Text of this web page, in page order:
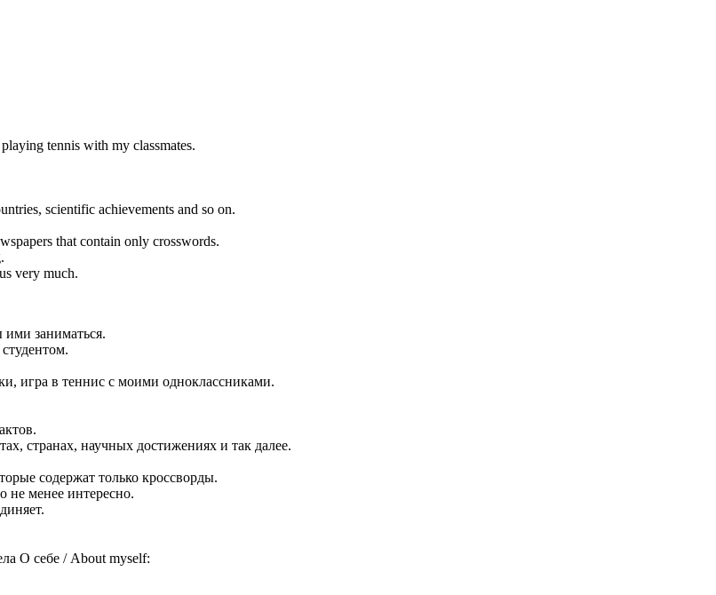
tennis with my classmates.
scientific achievements and so on.
that contain only crosswords.
very much.
заниматься.
игра в теннис с моими одноклассниками.
странах, научных достижениях и так далее.
содержат только кроссворды.
не менее интересно.
О себе / About myself: